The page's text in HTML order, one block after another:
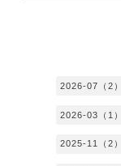
2026-07（2）
2026-03（1）
2025-11（2）